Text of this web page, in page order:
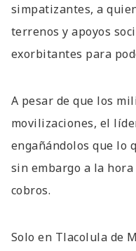
simpatizantes, a
terrenos y apoyos
exorbitantes para
A pesar de que los
movilizaciones, el
engañándolos que lo
sin embargo a la
cobros.
Solo en Tlacolula de